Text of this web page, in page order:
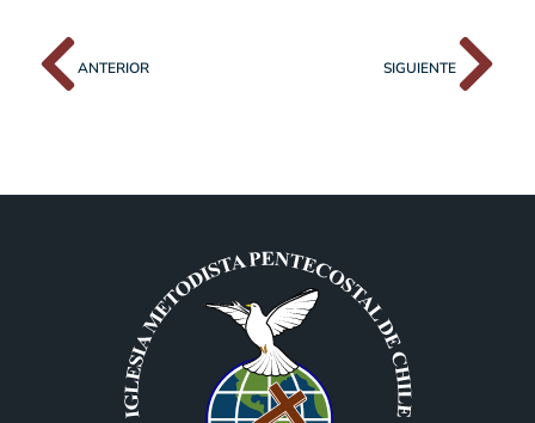
ANTERIOR SIGUIENTE